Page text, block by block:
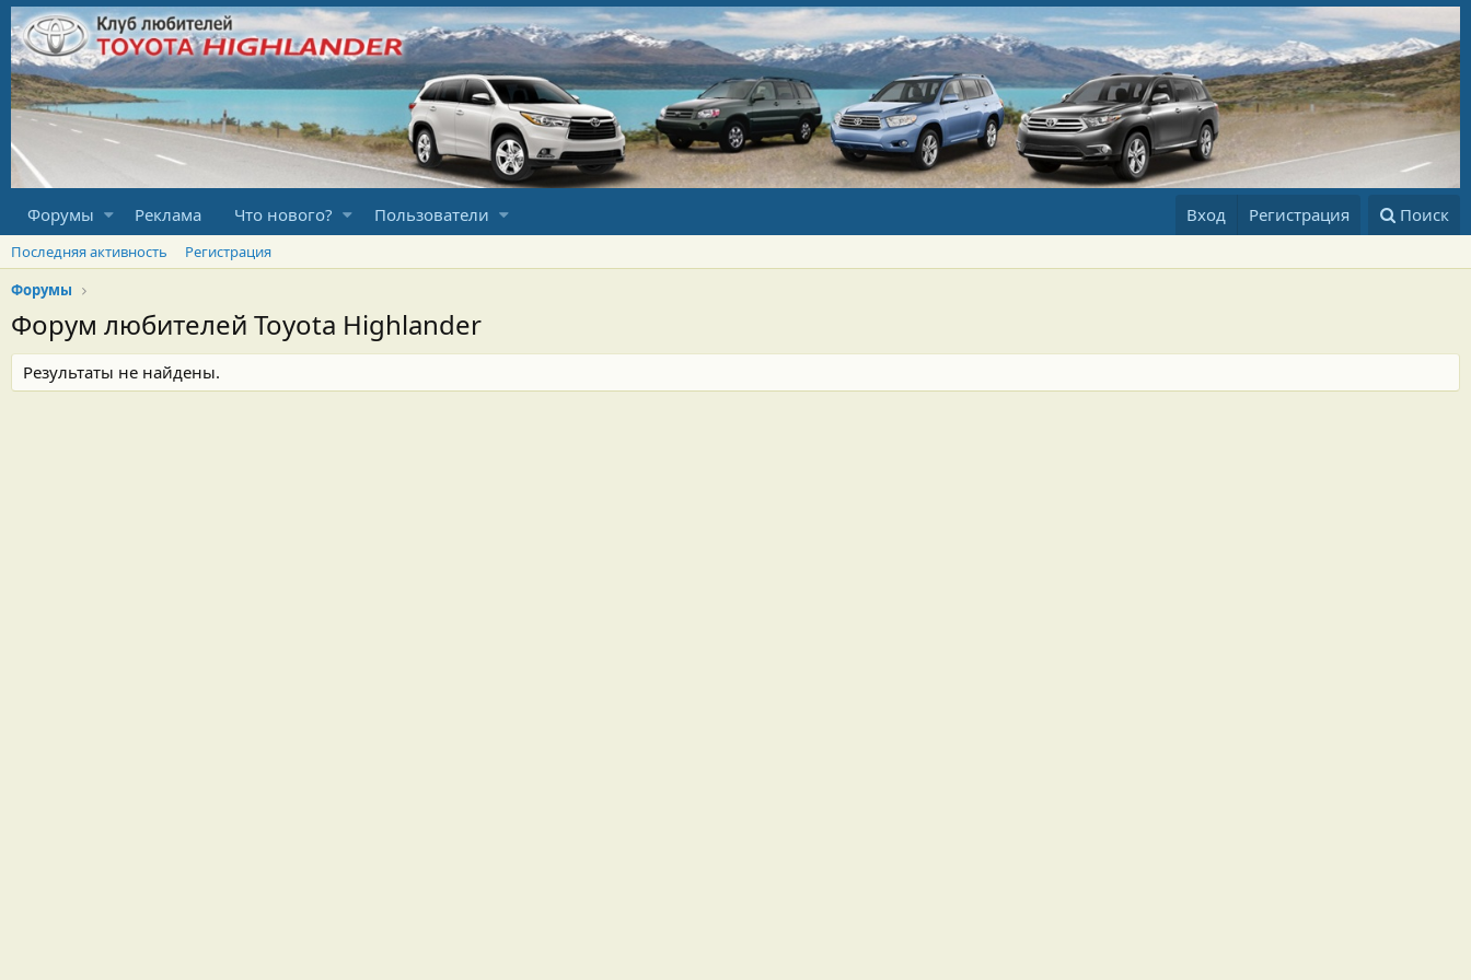
Форумы Реклама Что нового? Пользователи Вход Регистрация Поиск
Последняя активность
Регистрация
Форумы
Форум любителей Toyota Highlander
Результаты не найдены.